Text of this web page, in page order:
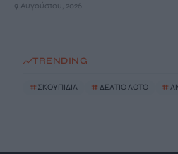
9 Αυγούστου, 2026
TRENDING
# ΣΚΟΥΠΙΔΙΑ # ΔΕΛΤΙΟ ΛΟΤΟ #